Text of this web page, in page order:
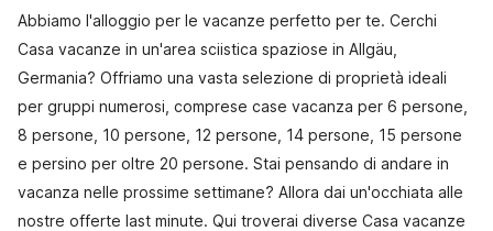
Abbiamo l'alloggio per le vacanze perfetto per te. Cerchi
Casa vacanze in un'area sciistica spaziose in Allgäu,
Germania? Offriamo una vasta selezione di proprietà ideali
per gruppi numerosi, comprese case vacanza per 6 persone,
8 persone, 10 persone, 12 persone, 14 persone, 15 persone
e persino per oltre 20 persone. Stai pensando di andare in
vacanza nelle prossime settimane? Allora dai un'occhiata alle
nostre offerte last minute. Qui troverai diverse Casa vacanze